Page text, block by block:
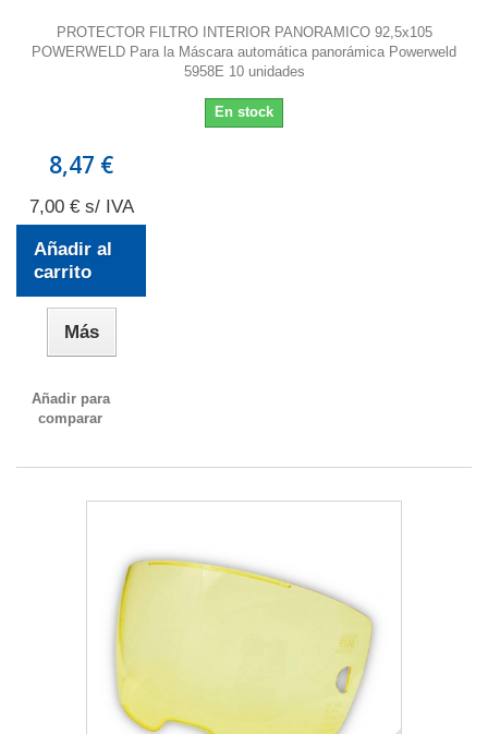
PROTECTOR FILTRO INTERIOR PANORAMICO 92,5x105
POWERWELD Para la Máscara automática panorámica Powerweld
5958E 10 unidades
En stock
8,47 €
7,00 € s/ IVA
Añadir al
carrito
Más
Añadir para
comparar